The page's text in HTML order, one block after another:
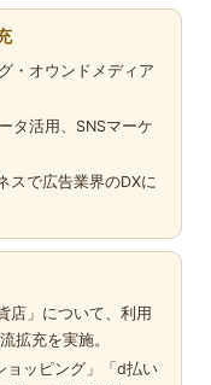
・オウンドメディア
タ活用、SNSマーケ
スで広告業界のDXに
店」について、利用
拡充を実施。
ョッピング」「d払い